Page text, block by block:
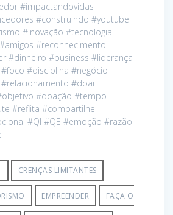
#impactandovidas
#construindo #youtube
#inovação #tecnologia
#reconhecimento
#dinheiro #business #liderança
#disciplina #negócio
#doar
#doação #tempo
#reflita #compartilhe
#QI #QE #emoção #razão
CRENÇAS LIMITANTES
EMPREENDER FAÇA O